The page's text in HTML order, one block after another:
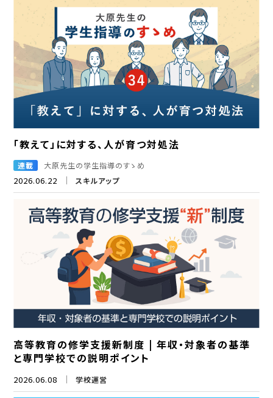
「教えて」に対する、人が育つ対処法
2026.06.22 スキルアップ
連載 大原先生の学生指導のすゝめ
高等教育の修学支援新制度 | 年収・対象者の基準
と専門学校での説明ポイント
2026.06.08 学校運営